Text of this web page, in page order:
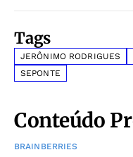
Tags
JERÔNIMO RODRIGUES
SEPONTE